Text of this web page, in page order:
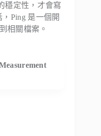
穩定性，才會寫
Ping 是一個開
相關檔案。